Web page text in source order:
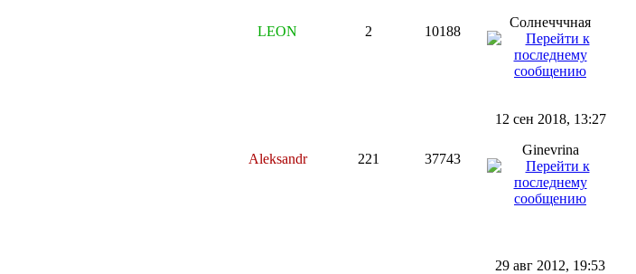
LEON 2 10188
Солнечччная
Aleksandr 221 37743
12 сен 2018, 13:27
Ginevrina
29 авг 2012, 19:53